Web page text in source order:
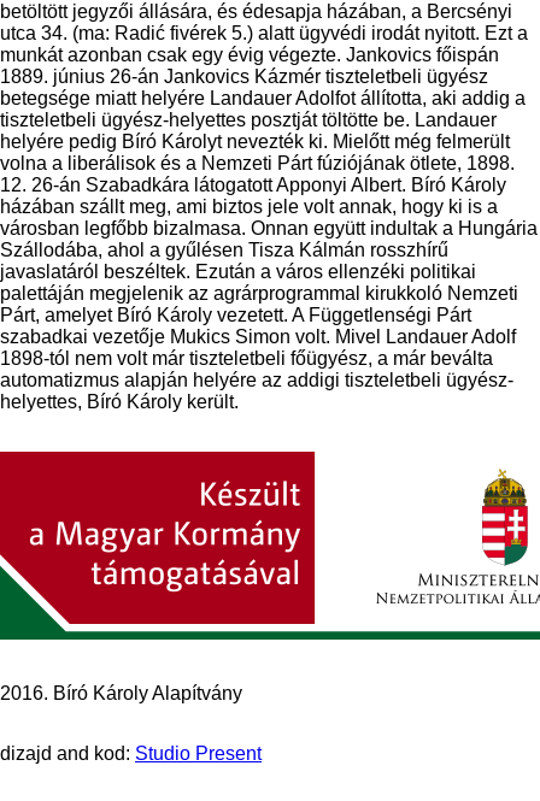
betöltött jegyzői állására, és édesapja házában, a Bercsényi
utca 34. (ma: Radić fivérek 5.) alatt ügyvédi irodát nyitott. Ezt a
munkát azonban csak egy évig végezte. Jankovics főispán
1889. június 26-án Jankovics Kázmér tiszteletbeli ügyész
betegsége miatt helyére Landauer Adolfot állította, aki addig a
tiszteletbeli ügyész-helyettes posztját töltötte be. Landauer
helyére pedig Bíró Károlyt nevezték ki. Mielőtt még felmerült
volna a liberálisok és a Nemzeti Párt fúziójának ötlete, 1898.
12. 26-án Szabadkára látogatott Apponyi Albert. Bíró Károly
házában szállt meg, ami biztos jele volt annak, hogy ki is a
városban legfőbb bizalmasa. Onnan együtt indultak a Hungária
Szállodába, ahol a gyűlésen Tisza Kálmán rosszhírű
javaslatáról beszéltek. Ezután a város ellenzéki politikai
palettáján megjelenik az agrárprogrammal kirukkoló Nemzeti
Párt, amelyet Bíró Károly vezetett. A Függetlenségi Párt
szabadkai vezetője Mukics Simon volt. Mivel Landauer Adolf
1898-tól nem volt már tiszteletbeli főügyész, a már beválta
automatizmus alapján helyére az addigi tiszteletbeli ügyész-
helyettes, Bíró Károly került.
2016. Bíró Károly Alapítvány
dizajd and kod: Studio Present